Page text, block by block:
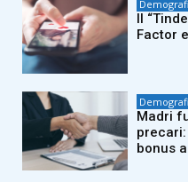
Il
Factor
Madri
bonus